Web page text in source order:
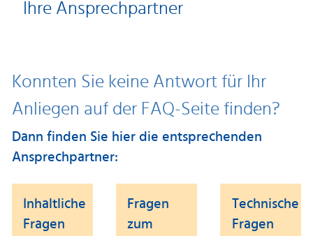
Ihre Ansprechpartner
Konnten Sie keine Antwort für Ihr
Anliegen auf der FAQ-Seite finden?
Dann finden Sie hier die entsprechenden
Ansprechpartner:
Inhaltliche
Fragen
Fragen
zum
Technische
Fragen